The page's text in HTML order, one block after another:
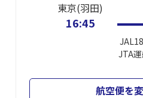
東京(羽田)
16:45
JTA
航空便を